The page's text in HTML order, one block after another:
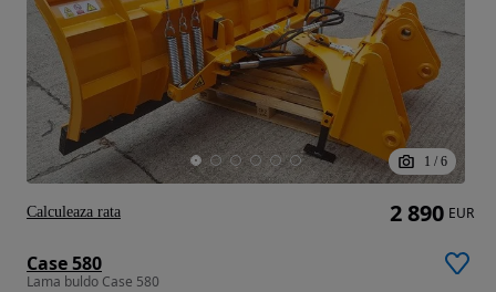
1 / 6
Case 580
Lama buldo Case 580
2 890 EUR
Calculeaza rata